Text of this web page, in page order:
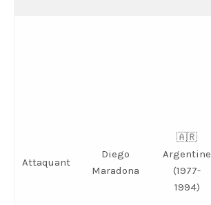
Attaquant
Diego
Maradona
🇦🇷
Argentine
(1977-
1994)